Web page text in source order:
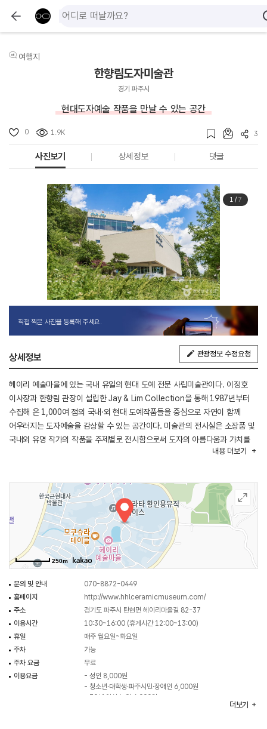
여행지
한향림도자미술관
경기 파주시
현대도자예술 작품을 만날 수 있는 공간
0 1.9K 3
사진보기 상세정보 댓글
1/ 7
직접 찍은 사진을 등록해 주세요.
상세정보 관광정보 수정요청
헤이리 예술마을에 있는 국내 유일의 현대 도예 전문 사립미술관이다. 이정호
이사장과 한향림 관장이 설립한 Jay & Lim Collection을 통해 1987년부터
수집해 온 1,000여 점의 국내·외 현대 도예작품들을 중심으로 자연이 함께
어우러지는 도자예술을 감상할 수 있는 공간이다. 미술관의 전시실은 소장품 및
국내외 유명 작가의 작품을 주제별로 전시함으로써 도자의 아름다움과 가치를
느낄 수 있다. 도자 아카데미에는 최대 60여 명을 수용할 수 있는 도자 전문
강의와 세미나 시설이 갖추어져 단체 행사가 가능한 공간이다. 아트숍은 도자,
금속, 유리, 섬유 등의 공예작가 소품들과 미술관 기념상품을 판매하는 공간으로
작가들의 소품을 판매하는 작은 전시회가 열리기도 한다. 헤이리 예술마을 가장
높은 곳에 있는 헤이리의 탁 트인 전경과 저녁노을을 감상할 수 있는 이곳의
카페는 커피와 음료, 간단한 디저트와 식사를 제공하며, 한향림도자미술관의
티잔 컬렉션도 볼 수 있다.
내용 더보기
250m
문의 및 안내
070-8872-0449
홈페이지
http://www.hhlceramicmuseum.com/
주소
경기도 파주시 탄현면 헤이리마을길 82-37
이용시간
10:30~16:00 (휴게시간 12:00~13:00)
휴일
매주 월요일~화요일
주차
가능
주차 요금
무료
이용요금
- 성인 8,000원
- 청소년·대학생·파주시민·장애인 6,000원
- 70세 이상 노인 6,000원
더보기